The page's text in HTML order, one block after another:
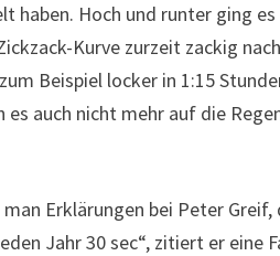
haben. Hoch und runter ging
Kurve zurzeit zackig
Beispiel locker in 1:15
es auch nicht mehr auf die
Erklärungen bei Peter
Jahr 30 sec“, zitiert er